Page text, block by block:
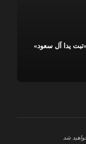
یدا آل سعود»
شد